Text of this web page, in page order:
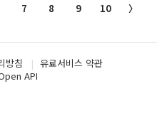
7 8 9 10 〉
방침
유료서비스 약관
API